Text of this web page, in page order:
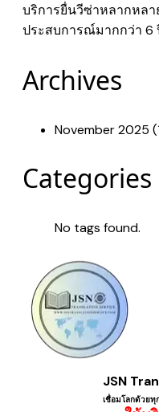
บริการยื่นวีซ่าหลากหลา
ประสบการณ์มากกว่า 6
Archives
November 2025
Categories
No tags found.
JSN
เชื่อมโลกด้วย